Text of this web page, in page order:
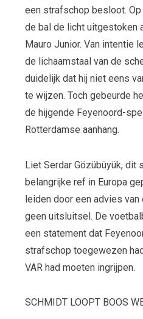
een strafschop besloot.
de bal de licht uitgestoken
Mauro Junior. Van intentie
de lichaamstaal van de
duidelijk dat hij niet eens
te wijzen. Toch gebeurde
de hijgende Feyenoord-
Rotterdamse aanhang.
Liet Serdar Gözübüyük, dit
belangrijke ref in Europa
leiden door een advies van
geen uitsluitsel. De
een statement dat
strafschop toegewezen
VAR had moeten ingrijpen.
SCHMIDT LOOPT BOOS